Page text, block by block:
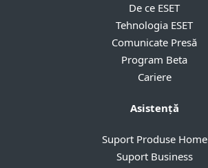
De ce ESET
Tehnologia ESET
Comunicate Presă
Program Beta
Cariere
Asistență
Suport Produse Home
Suport Business